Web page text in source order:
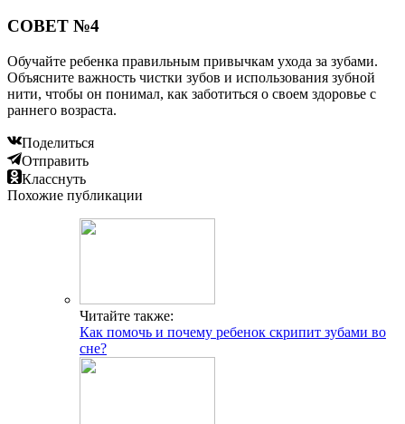
СОВЕТ №4
Обучайте ребенка правильным привычкам ухода за зубами.
Объясните важность чистки зубов и использования зубной
нити, чтобы он понимал, как заботиться о своем здоровье с
раннего возраста.
Поделиться
Отправить
Класснуть
Похожие публикации
Читайте также:
Как помочь и почему ребенок скрипит зубами во
сне?